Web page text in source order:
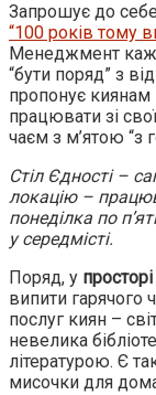
Запрошує до себе
“100 років тому
Менеджмент
“бути поряд” з
пропонує киянам
працювати зі
чаєм з м’ятою “з
Стіл Єдності –
локацію –
понеділка по
у середмісті.
Поряд, у
випити гарячого
послуг киян –
невелика
літературою. Є
мисочки для